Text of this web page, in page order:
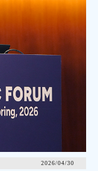
2026/04/30